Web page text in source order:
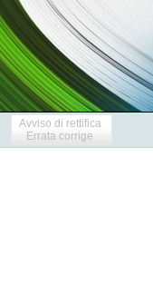
Avviso di rettifica
Errata corrige